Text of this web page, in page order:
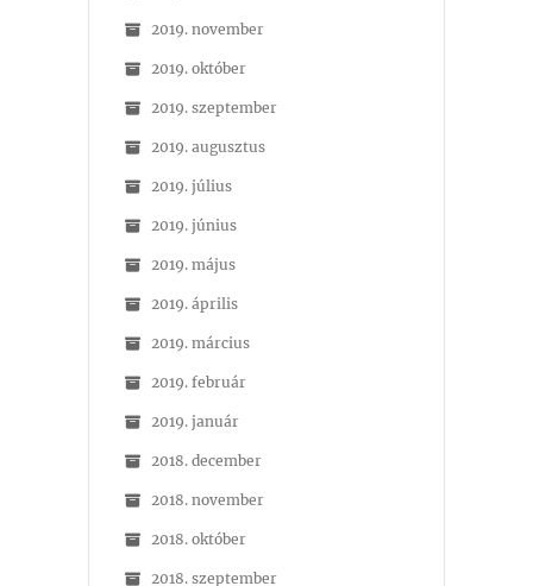
2019. november
2019. október
2019. szeptember
2019. augusztus
2019. július
2019. június
2019. május
2019. április
2019. március
2019. február
2019. január
2018. december
2018. november
2018. október
2018. szeptember